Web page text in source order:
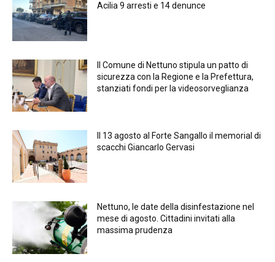
Acilia 9 arresti e 14 denunce
Il Comune di Nettuno stipula un patto di
sicurezza con la Regione e la Prefettura,
stanziati fondi per la videosorveglianza
Il 13 agosto al Forte Sangallo il memorial di
scacchi Giancarlo Gervasi
Nettuno, le date della disinfestazione nel
mese di agosto. Cittadini invitati alla
massima prudenza